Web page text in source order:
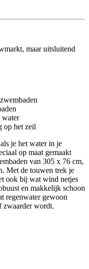
maar uitsluitend
water
op het zeil
je het water in je
op maat gemaakt
van 305 x 76 cm,
Met de touwen trek je
ook bij wat wind netjes
en makkelijk schoon
regenwater gewoon
zwaarder wordt.